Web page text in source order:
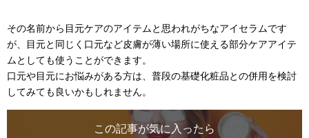
その名前から目元ケアのアイテムと思われがちなアイセラムです
が、目元と同じく口元など皮膚が薄い場所に使える部分ケアアイテ
ムとしても使うことができます。
口元や目元にお悩みがある方は、普段の基礎化粧品との併用を検討
してみても良いかもしれません。
この記事が気に入ったら